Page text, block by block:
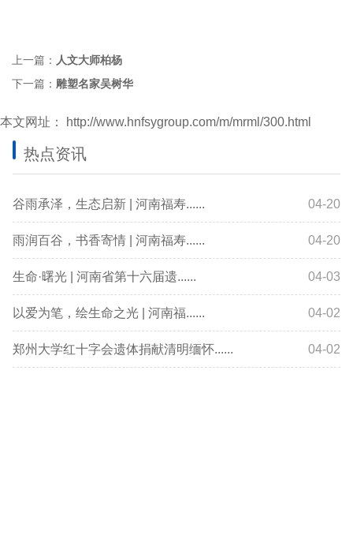
上一篇： 人文大师柏杨
下一篇： 雕塑名家吴树华
本文网址： http://www.hnfsygroup.com/m/mrml/300.html
热点资讯
04-20
谷雨承泽，生态启新 | 河南福寿......
04-20
雨润百谷，书香寄情 | 河南福寿......
04-03
生命·曙光 | 河南省第十六届遗......
04-02
以爱为笔，绘生命之光 | 河南福......
04-02
郑州大学红十字会遗体捐献清明缅怀......